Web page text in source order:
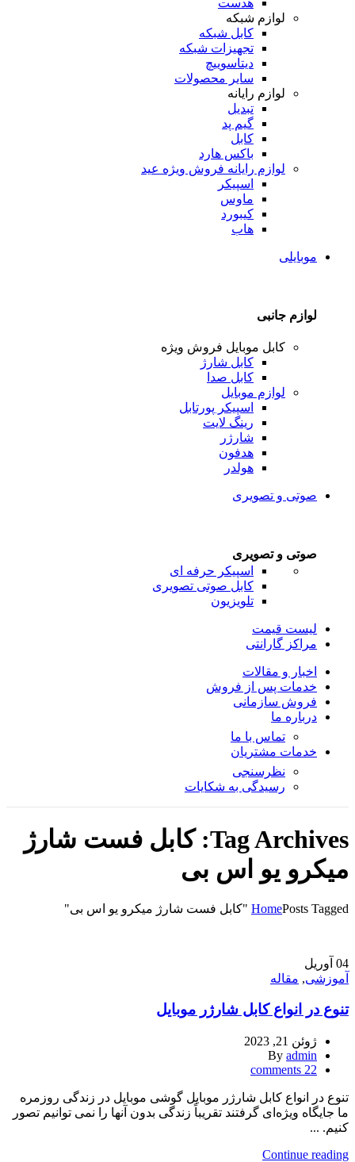
لوازم شبکه
کابل شبکه
تجهیزات شبکه
دیتاسوییچ
سایر محصولات
لوازم رایانه
تبدیل
گیم پد
کابل
باکس هارد
لوازم رایانه فروش ویژه عید
اسپیکر
ماوس
کیبورد
هاب
موبایلی
لوازم جانبی
کابل موبایل فروش ویژه
کابل شارژ
کابل صدا
لوازم موبایل
اسپیکر پورتابل
رینگ لایت
شارژر
هدفون
هولدر
صوتی و تصویری
صوتی و تصویری
اسپیکر حرفه ای
کابل صوتی تصویری
تلویزیون
لیست قیمت
مراکز گارانتی
اخبار و مقالات
خدمات پس از فروش
فروش سازمانی
درباره ما
تماس با ما
خدمات مشتریان
نظرسنجی
رسیدگی به شکایات
Tag Archives: کابل فست شارژ
میکرو یو اس بی
HomePosts Tagged "کابل فست شارژ میکرو یو اس بی"
04 آوریل
آموزشی, مقاله
تنوع در انواع کابل شارژر موبایل
ژوئن 21, 2023
By admin
22
comments
تنوع در انواع کابل شارژر موبایل گوشی موبایل در زندگی روزمره
ما جایگاه ویژه‌ای گرفتند تقریباً زندگی بدون آنها را نمی توانیم تصور
کنیم. ...
Continue reading